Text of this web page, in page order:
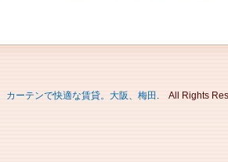
カーテンで快適な賃貸。大阪、梅田 . All Rights